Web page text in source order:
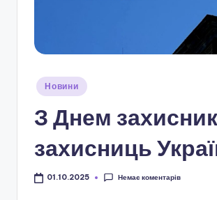
н
а
л
ь
н
Опубліковано
у
Новини
З Днем
захисниць
01.10.2025 Немає коментарів